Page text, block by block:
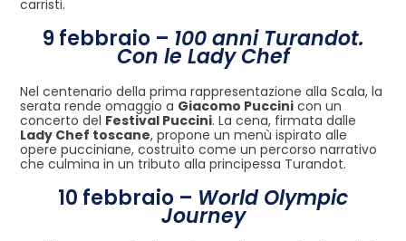
carristi.
9 febbraio – 100 anni Turandot.
Con le Lady Chef
Nel centenario della prima rappresentazione alla Scala, la
serata rende omaggio a Giacomo Puccini con un
concerto del Festival Puccini. La cena, firmata dalle
Lady Chef toscane, propone un menù ispirato alle
opere pucciniane, costruito come un percorso narrativo
che culmina in un tributo alla principessa Turandot.
10 febbraio – World Olympic
Journey